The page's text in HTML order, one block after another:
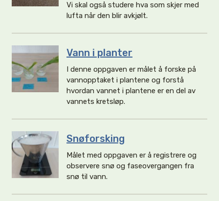
Vi skal også studere hva som skjer med
lufta når den blir avkjølt.
Vann i planter
I denne oppgaven er målet å forske på
vannopptaket i plantene og forstå
hvordan vannet i plantene er en del av
vannets kretsløp.
Snøforsking
Målet med oppgaven er å registrere og
observere snø og faseovergangen fra
snø til vann.